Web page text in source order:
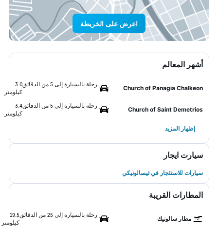
اعرض على الخريطة
أشهر المعالم
Church of Panagia Chalkeon
رحلة بالسيارة إلى 5 من الدقائق
3.0
كيلومتر
Church of Saint Demetrios
رحلة بالسيارة إلى 5 من الدقائق
3.4
كيلومتر
إظهار المزيد
سيارت ايجار
سيارات للاستئجار في ثيسالونيكي
المطارات القريبة
مطار سالونيك
رحلة بالسيارة إلى 25 من الدقائق
19.5
كيلومتر